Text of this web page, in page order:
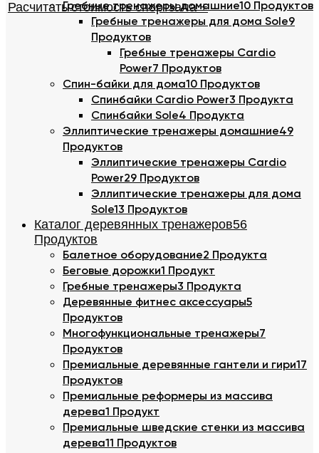
Расчитать стоимость спортзала +
Гребные тренажеры домашние10 Продуктов
Гребные тренажеры для дома Sole9
Продуктов
Гребные тренажеры Cardio
Power7 Продуктов
Спин-байки для дома10 Продуктов
Спинбайки Cardio Power3 Продукта
Спинбайки Sole4 Продукта
Эллиптические тренажеры домашние49
Продуктов
Эллиптические тренажеры Cardio
Power29 Продуктов
Эллиптические тренажеры для дома
Sole13 Продуктов
Каталог деревянных тренажеров56
Продуктов
Балетное оборудование2 Продукта
Беговые дорожки1 Продукт
Гребные тренажеры3 Продукта
Деревянные фитнес аксессуары5
Продуктов
Многофункциональные тренажеры7
Продуктов
Премиальные деревянные гантели и гири17
Продуктов
Премиальные реформеры из массива
дерева1 Продукт
Премиальные шведские стенки из массива
дерева11 Продуктов